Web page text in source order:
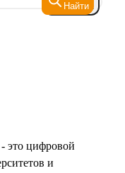
Найти
Найти
это цифровой
и